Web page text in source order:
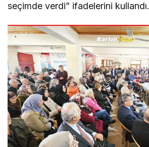
seçimde verdi” ifadelerini kullandı.